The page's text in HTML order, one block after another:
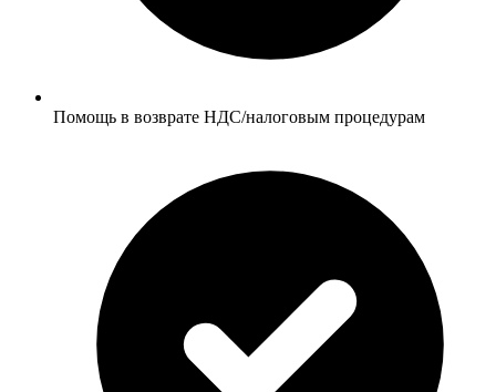
Помощь в возврате НДС/налоговым процедурам